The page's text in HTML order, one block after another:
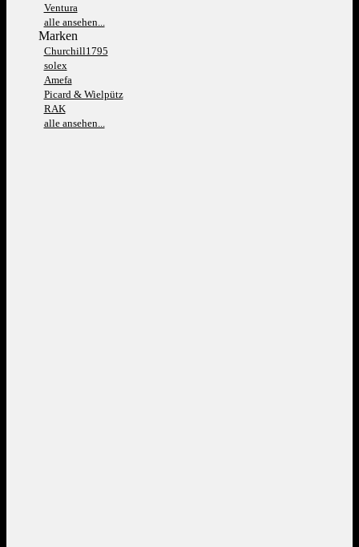
Ventura
alle ansehen...
Marken
Churchill1795
solex
Amefa
Picard & Wielpütz
RAK
alle ansehen...